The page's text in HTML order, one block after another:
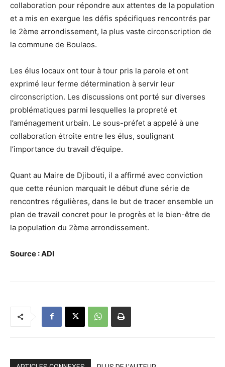
collaboration pour répondre aux attentes de la population
et a mis en exergue les défis spécifiques rencontrés par
le 2ème arrondissement, la plus vaste circonscription de
la commune de Boulaos.
Les élus locaux ont tour à tour pris la parole et ont
exprimé leur ferme détermination à servir leur
circonscription. Les discussions ont porté sur diverses
problématiques parmi lesquelles la propreté et
l’aménagement urbain. Le sous-préfet a appelé à une
collaboration étroite entre les élus, soulignant
l’importance du travail d’équipe.
Quant au Maire de Djibouti, il a affirmé avec conviction
que cette réunion marquait le début d’une série de
rencontres régulières, dans le but de tracer ensemble un
plan de travail concret pour le progrès et le bien-être de
la population du 2ème arrondissement.
Source : ADI